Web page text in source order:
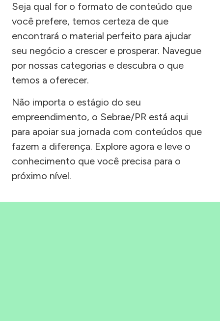
Seja qual for o formato de conteúdo que
você prefere, temos certeza de que
encontrará o material perfeito para ajudar
seu negócio a crescer e prosperar. Navegue
por nossas categorias e descubra o que
temos a oferecer.
Não importa o estágio do seu
empreendimento, o Sebrae/PR está aqui
para apoiar sua jornada com conteúdos que
fazem a diferença. Explore agora e leve o
conhecimento que você precisa para o
próximo nível.